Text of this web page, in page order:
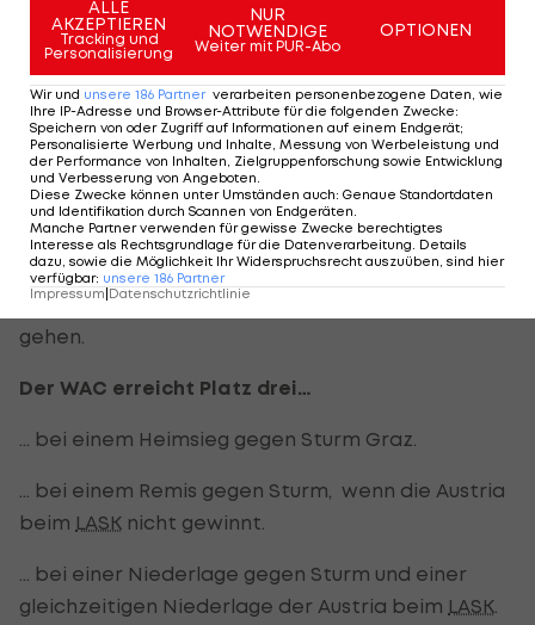
Tabelle
Die Plätze eins, zwei und sechs sind bereits fix
vergeben. Spannend bleibt hingegen, wer am
Ende den begehrten dritten Rang einnehmen
wird. Der Vorsprung des WAC auf die Austria ist
auf einen Punkt geschmolzen. Dennoch haben es
die Kärntner in der eigenen Hand. Für Sturm geht
es nur mehr um Platz vier, um dem Playoff-Duell
mit dem Sieger der Qauli-Runde aus dem Weg zu
gehen.
Der WAC erreicht Platz drei…
… bei einem Heimsieg gegen Sturm Graz.
… bei einem Remis gegen Sturm, wenn die Austria
beim LASK nicht gewinnt.
… bei einer Niederlage gegen Sturm und einer
gleichzeitigen Niederlage der Austria beim LASK
ALLE
AKZEPTIEREN
Tracking und
Personalisierung
NUR
NOTWENDIGE
Weiter mit PUR-Abo
OPTIONEN
Wir und unsere 186 Partner verarbeiten personenbezogene Daten, wie
Ihre IP-Adresse und Browser-Attribute für die folgenden Zwecke:
Speichern von oder Zugriff auf Informationen auf einem Endgerät;
Personalisierte Werbung und Inhalte, Messung von Werbeleistung und
der Performance von Inhalten, Zielgruppenforschung sowie Entwicklung
und Verbesserung von Angeboten
Diese Zwecke können unter Umständen auch: Genaue Standortdaten
und Identifikation durch Scannen von Endgeräten
Manche Partner verwenden für gewisse Zwecke berechtigtes
Interesse als Rechtsgrundlage für die Datenverarbeitung. Details
dazu, sowie die Möglichkeit Ihr Widerspruchsrecht auszuüben, sind hier
verfügbar: unsere 186 Partner
Impressum|Datenschutzrichtlinie